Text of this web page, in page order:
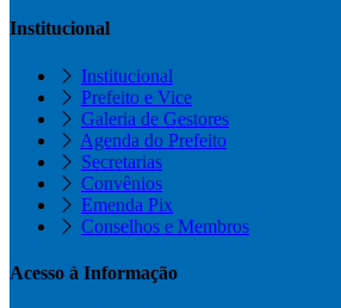
Institucional
Institucional
Prefeito e Vice
Galeria de Gestores
Agenda do Prefeito
Secretarias
Convênios
Emenda Pix
Conselhos e Membros
Acesso à Informação